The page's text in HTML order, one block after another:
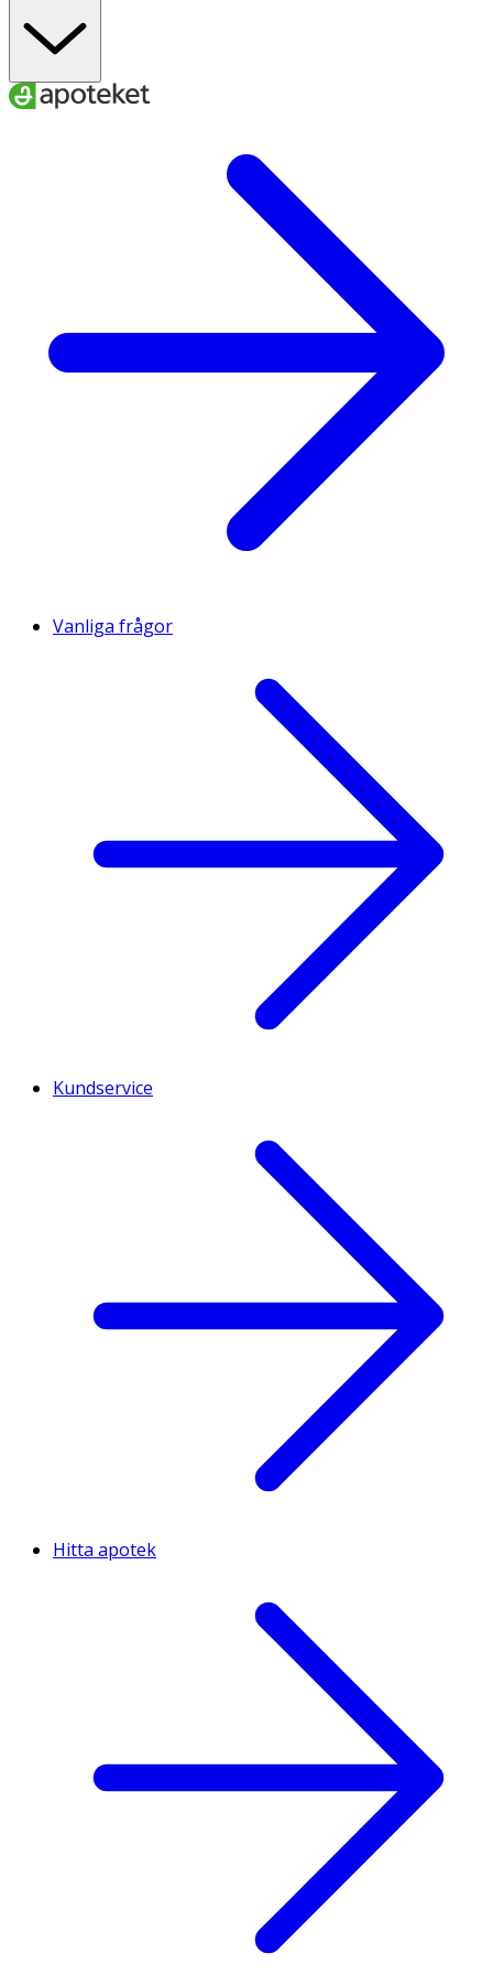
MJÖLKPROTEINER, fyllnadsmedel (polydextros),
kollagenhydrolysat, sötningsmedel (maltitol),
HELMJÖLKSPULVER, sötningsmedel (maltitolsirap),
sojaolja, kakaomassa, kokosflingor, SOJAPROTEIN,
emulgeringsmedel (SOJALECITIN, salt, sötningsmedel
Kan innehålla spår av SPANNMÅL
SOM INNEHÅLLER GLUTEN, JORDNÖTTER, NÖTTER och
Vanliga frågor
Kundservice
Hitta apotek